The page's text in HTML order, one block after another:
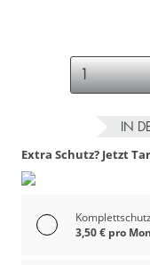
IN
Extra Schutz? Jetzt
Komplettschutz
3,50 € pro